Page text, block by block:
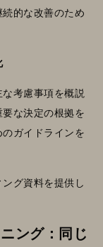
的な改善のため
考慮事項を概説
な決定の根拠を
ガイドラインを
グ資料を提供し
ング：同じ